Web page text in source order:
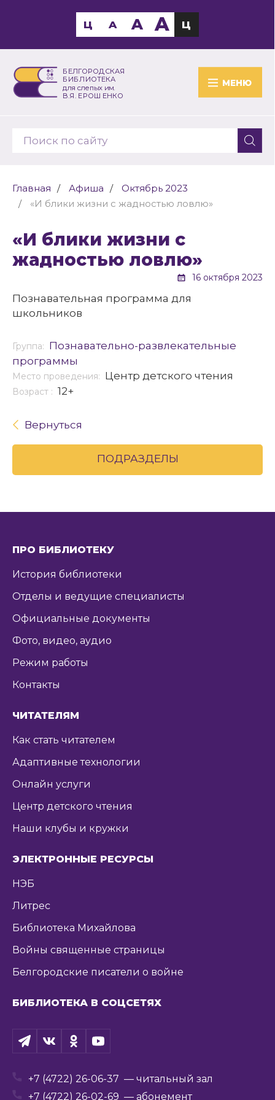
БЕЛГОРОДСКАЯ
БИБЛИОТЕКА
для слепых им.
В.Я. ЕРОШЕНКО
МЕНЮ
Ц A A A Ц
Главная Афиша
Октябрь 2023
«И блики жизни с жадностью ловлю»
«И блики жизни с
жадностью ловлю»
16 октября 2023
Познавательная программа для
школьников
Группа: Познавательно-развлекательные
программы
Место проведения: Центр детского чтения
Возраст : 12+
Вернуться
ПОДРАЗДЕЛЫ
ПРО БИБЛИОТЕКУ
История библиотеки
Отделы и ведущие специалисты
Официальные документы
Фото, видео, аудио
Режим работы
Контакты
ЧИТАТЕЛЯМ
Как стать читателем
Адаптивные технологии
Онлайн услуги
Центр детского чтения
Наши клубы и кружки
ЭЛЕКТРОННЫЕ РЕСУРСЫ
НЭБ
Литрес
Библиотека Михайлова
Войны священные страницы
Белгородские писатели о войне
БИБЛИОТЕКА В СОЦСЕТЯХ
+7 (4722) 26-06-37 — читальный зал
+7 (4722) 26-02-69 — абонемент